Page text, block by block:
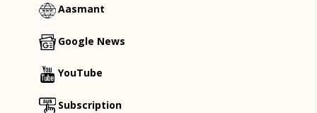
Aasmant
Google News
YouTube
Subscription